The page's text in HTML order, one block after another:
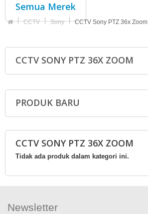
Semua Merek
CCTV Sony CCTV Sony PTZ 36x Zoom
CCTV SONY PTZ 36X ZOOM
PRODUK BARU
CCTV SONY PTZ 36X ZOOM
Tidak ada produk dalam kategori ini.
Newsletter